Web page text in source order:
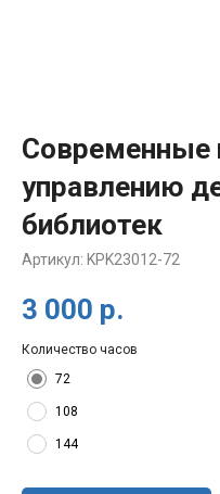
Современные
управлению
библиотек
Артикул: KPK23012-72
3 000 р.
Количество часов
72
108
144